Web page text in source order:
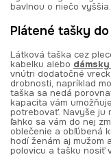
bavlnou o niečo vyššia.
Plátené tašky
Látková taška cez
kabelku alebo
vnútri dodatočné
drobnosti, napríklad
taška sa nedá
kapacita vám
potrebovať. Navyše ju
ľahko sa vám do nej
oblečenie a obľúbená
hodí ženám aj mužom
polovicu a tašku nosiť